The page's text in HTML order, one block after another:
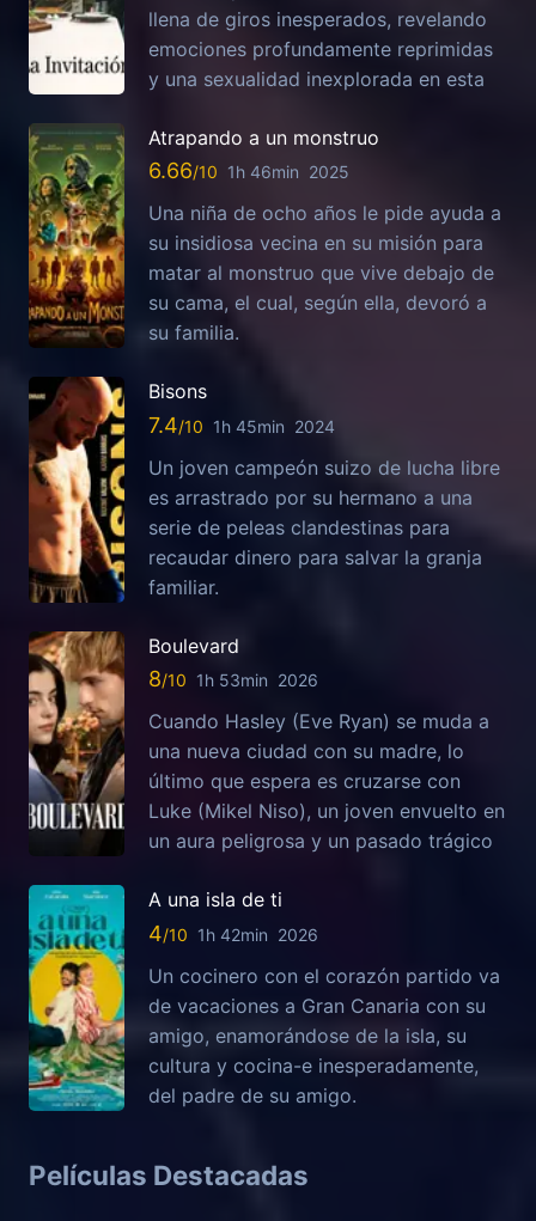
llena de giros inesperados, revelando
emociones profundamente reprimidas
y una sexualidad inexplorada en esta
Atrapando a un monstruo
6.66 1h 46min 2025
Una niña de ocho años le pide ayuda a
su insidiosa vecina en su misión para
matar al monstruo que vive debajo de
su cama, el cual, según ella, devoró a
su familia.
Bisons
7.4 1h 45min 2024
Un joven campeón suizo de lucha libre
es arrastrado por su hermano a una
serie de peleas clandestinas para
recaudar dinero para salvar la granja
familiar.
Boulevard
8 1h 53min 2026
Cuando Hasley (Eve Ryan) se muda a
una nueva ciudad con su madre, lo
último que espera es cruzarse con
Luke (Mikel Niso), un joven envuelto en
un aura peligrosa y un pasado trágico
A una isla de ti
4 1h 42min 2026
Un cocinero con el corazón partido va
de vacaciones a Gran Canaria con su
amigo, enamorándose de la isla, su
cultura y cocina-e inesperadamente,
del padre de su amigo.
Películas Destacadas